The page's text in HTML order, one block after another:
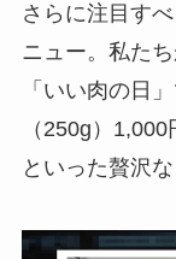
さらに注目す
ニュー。私た
「いい肉の日
（250g）
といった贅沢